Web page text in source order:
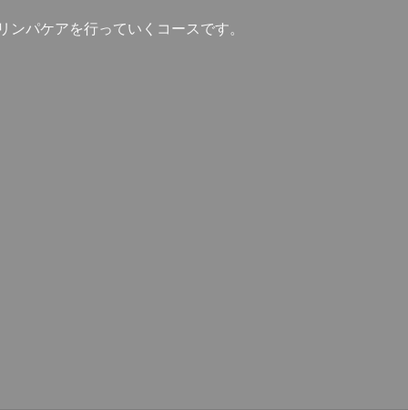
パケアを行っていくコースです。